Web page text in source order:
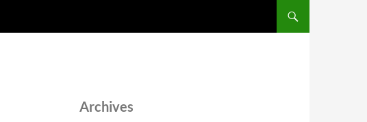
Archives